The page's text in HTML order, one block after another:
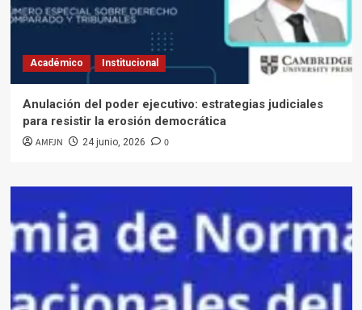
Académico Institucional
Anulación del poder ejecutivo: estrategias judiciales
para resistir la erosión democrática
AMFJN 24 junio, 2026 0